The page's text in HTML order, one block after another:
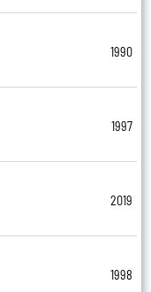
1990
1997
2019
1998